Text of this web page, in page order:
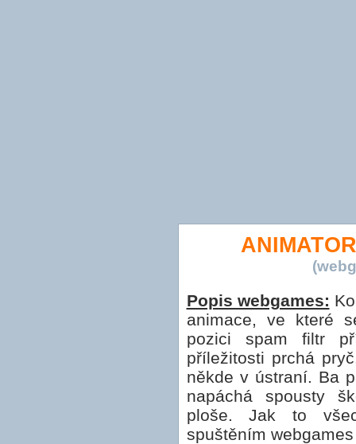
Popis webgames:
animace, ve které
pozici spam filtr
příležitosti prchá
někde v ústraní. Ba
napáchá spousty
ploše. Jak to
spuštěním